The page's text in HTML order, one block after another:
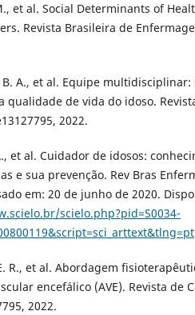
et al. Social Determinants of
Revista Brasileira de
B. A., et al. Equipe
qualidade de vida do idoso.
2022.
et al. Cuidador de idosos:
e sua prevenção. Rev Bras
em: 20 de junho de 2020.
scielo.php?pid=S0034-
R., et al. Abordagem
encefálico (AVE). Revista de
2022.